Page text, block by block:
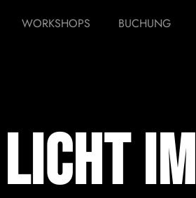
WORKSHOPS BUCHUNG
im